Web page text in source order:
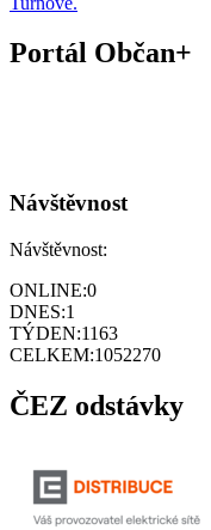
Portál Občan+
Návštěvnost
Návštěvnost:
ONLINE:0
DNES:1
TÝDEN:1163
CELKEM:1052270
ČEZ odstávky